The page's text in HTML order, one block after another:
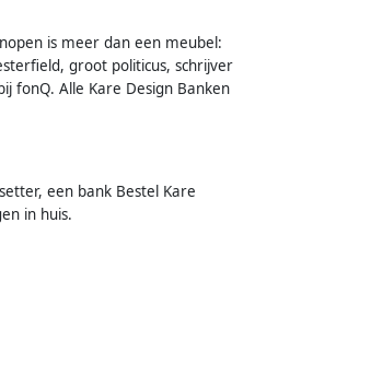
is meer dan een meubel:
groot politicus, schrijver
fonQ. Alle Kare Design Banken
een bank Bestel Kare
in huis.